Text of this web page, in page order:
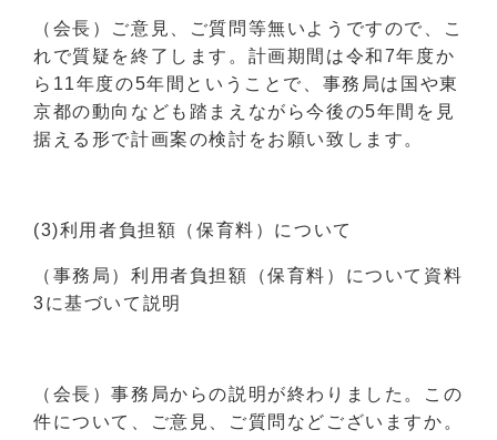
（会長）ご意見、ご質問等無いようですので、こ
れで質疑を終了します。計画期間は令和7年度か
ら11年度の5年間ということで、事務局は国や東
京都の動向なども踏まえながら今後の5年間を見
据える形で計画案の検討をお願い致します。
(3)利用者負担額（保育料）について
（事務局）利用者負担額（保育料）について資料
3に基づいて説明
（会長）事務局からの説明が終わりました。この
件について、ご意見、ご質問などございますか。